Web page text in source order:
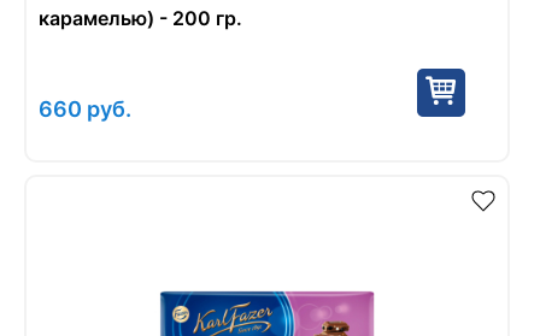
карамелью) - 200 гр.
660 руб.